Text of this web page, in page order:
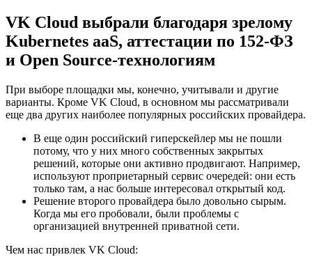
VK Cloud выбрали благодаря зрелому
Kubernetes aaS, аттестации по 152-ФЗ
и Open Source-технологиям
При выборе площадки мы, конечно, учитывали и другие
варианты. Кроме VK Cloud, в основном мы рассматривали
еще два других наиболее популярных российских провайдера.
В еще один российский гиперскейлер мы не пошли
потому, что у них много собственных закрытых
решений, которые они активно продвигают. Например,
используют проприетарный сервис очередей: они есть
только там, а нас больше интересовал открытый код.
Решение второго провайдера было довольно сырым.
Когда мы его пробовали, были проблемы с
организацией внутренней приватной сети.
Чем нас привлек VK Cloud: